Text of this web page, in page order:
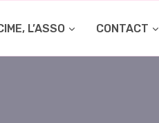
L’ASSO CONTACT